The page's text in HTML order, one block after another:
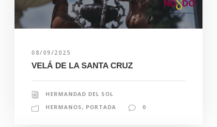
08/09/2025
VELÁ DE LA SANTA CRUZ
HERMANDAD DEL SOL
HERMANOS, PORTADA 0